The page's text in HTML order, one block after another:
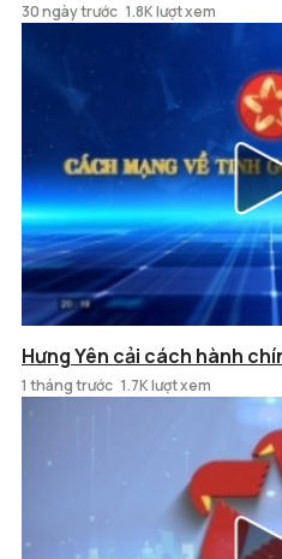
30 ngày trước 1.8K lượt xem
Hưng Yên cải cách hành
1 tháng trước 1.7K lượt xem